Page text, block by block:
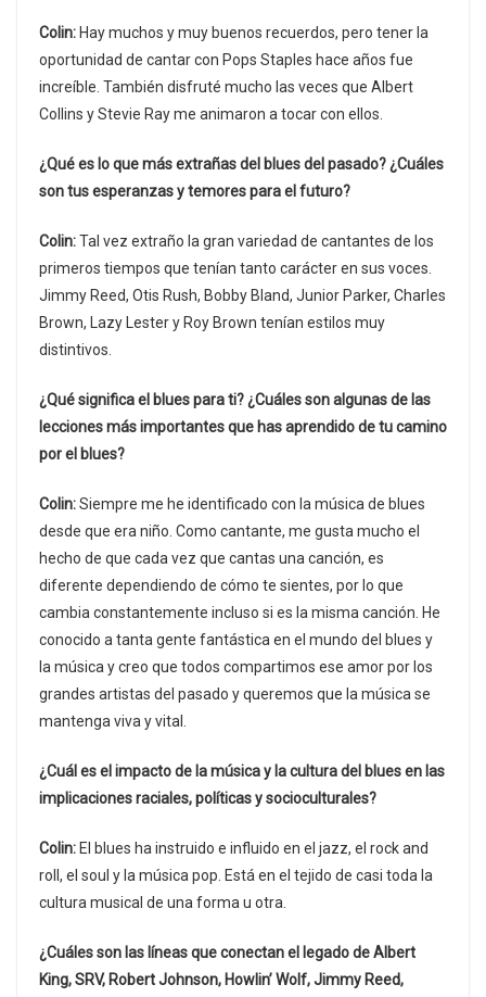
Colin: Hay muchos y muy buenos recuerdos, pero tener la
oportunidad de cantar con Pops Staples hace años fue
increíble. También disfruté mucho las veces que Albert
Collins y Stevie Ray me animaron a tocar con ellos.
¿Qué es lo que más extrañas del blues del pasado? ¿Cuáles
son tus esperanzas y temores para el futuro?
Colin:Tal vez extraño la gran variedad de cantantes de los
primeros tiempos que tenían tanto carácter en sus voces.
Jimmy Reed, Otis Rush, Bobby Bland, Junior Parker, Charles
Brown, Lazy Lester y Roy Brown tenían estilos muy
distintivos.
¿Qué significa el blues para ti? ¿Cuáles son algunas de las
lecciones más importantes que has aprendido de tu camino
por el blues?
Colin:Siempre me he identificado con la música de blues
desde que era niño. Como cantante, me gusta mucho el
hecho de que cada vez que cantas una canción, es
diferente dependiendo de cómo te sientes, por lo que
cambia constantemente incluso si es la misma canción. He
conocido a tanta gente fantástica en el mundo del blues y
la música y creo que todos compartimos ese amor por los
grandes artistas del pasado y queremos que la música se
mantenga viva y vital.
¿Cuál es el impacto de la música y la cultura del blues en las
implicaciones raciales, políticas y socioculturales?
Colin: El blues ha instruido e influido en el jazz, el rock and
roll, el soul y la música pop. Está en el tejido de casi toda la
cultura musical de una forma u otra.
¿Cuáles son las líneas que conectan el legado de Albert
King, SRV, Robert Johnson, Howlin’ Wolf, Jimmy Reed,